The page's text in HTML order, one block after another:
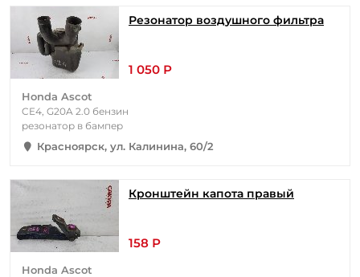
Резонатор воздушного фильтра
1 050 Р
Honda Ascot
CE4, G20A 2.0 бензин
резонатор в бампер
Красноярск, ул. Калинина, 60/2
Кронштейн капота правый
158 Р
Honda Ascot